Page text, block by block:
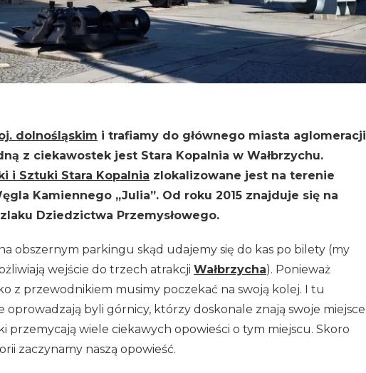
dolnośląskim i trafiamy do głównego miasta aglomeracji
z ciekawostek jest Stara Kopalnia w Wałbrzychu.
i Sztuki Stara Kopalnia zlokalizowane jest na terenie
Kamiennego „Julia”. Od roku 2015 znajduje się na
Dziedzictwa Przemysłowego.
obszernym parkingu skąd udajemy się do kas po bilety (my
wejście do trzech atrakcji Wałbrzycha). Ponieważ
z przewodnikiem musimy poczekać na swoją kolej. I tu
oprowadzają byli górnicy, którzy doskonale znają swoje miejsce
przemycają wiele ciekawych opowieści o tym miejscu. Skoro
zaczynamy naszą opowieść.